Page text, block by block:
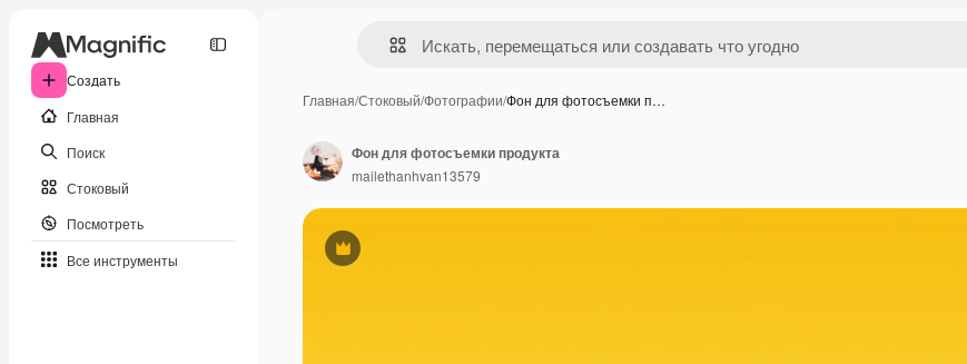
Создать
Главная
Поиск
Стоковый
Посмотреть
Все инструменты
Главная/Стоковый/Фотографии/Фон для фотосъемки п…
Премиум
Фон для фотосъемки продукта
mailethanhvan13579